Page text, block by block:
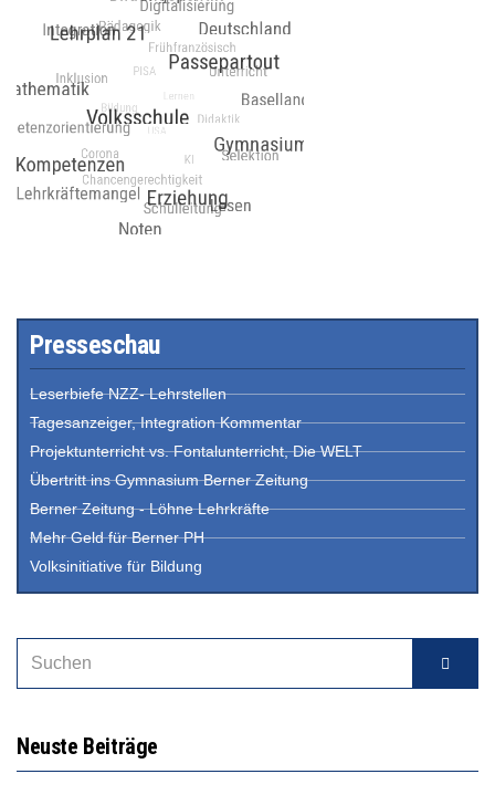
Presseschau
Leserbiefe NZZ- Lehrstellen
Tagesanzeiger, Integration Kommentar
Projektunterricht vs. Fontalunterricht, Die WELT
Übertritt ins Gymnasium Berner Zeitung
Berner Zeitung - Löhne Lehrkräfte
Mehr Geld für Berner PH
Volksinitiative für Bildung
Neuste Beiträge